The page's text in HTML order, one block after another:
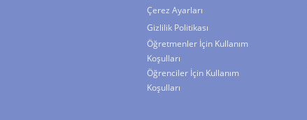
Çerez Ayarları
Gizlilik Politikası
Öğretmenler İçin Kullanım
Koşulları
Öğrenciler İçin Kullanım
Koşulları